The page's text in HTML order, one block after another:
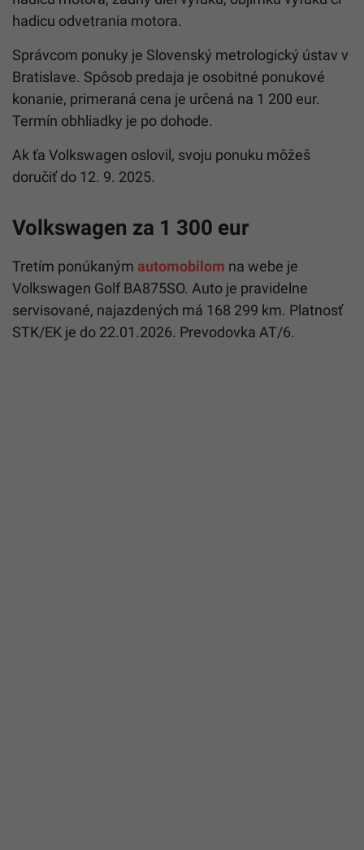
hadicu odvetrania motora.
Správcom ponuky je Slovenský metrologický ústav v
Bratislave. Spôsob predaja je osobitné ponukové
konanie, primeraná cena je určená na 1 200 eur.
Termín obhliadky je po dohode.
Ak ťa Volkswagen oslovil, svoju ponuku môžeš
doručiť do 12. 9. 2025.
Volkswagen za 1 300 eur
Tretím ponúkaným automobilom na webe je
Volkswagen Golf BA875SO. Auto je pravidelne
servisované, najazdených má 168 299 km. Platnosť
STK/EK je do 22.01.2026. Prevodovka AT/6.